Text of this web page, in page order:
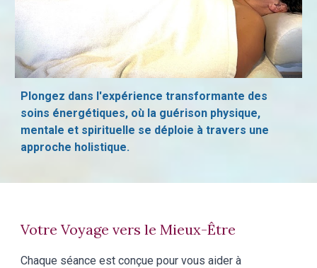
Plongez dans l'expérience transformante des
soins énergétiques, où la guérison physique,
mentale et spirituelle se déploie à travers une
approche holistique.
Votre Voyage vers le Mieux-Être
Chaque séance est conçue pour vous aider à